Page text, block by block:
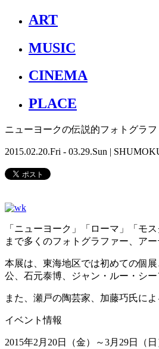
ART
MUSIC
CINEMA
PLACE
ニューヨークの伝説的フォトグラ
2015.02.20.Fri - 03.29.Sun |
「ニューヨーク」「ローマ」「モ
まで多くのフォトグラファー、ア
本展は、東海地区では初めての個
公、石元泰博、ジャン・ルー・シ
また、瀬戸の陶芸家、加藤巧氏に
イベント情報
2015年2月20日（金）～3月29日（日